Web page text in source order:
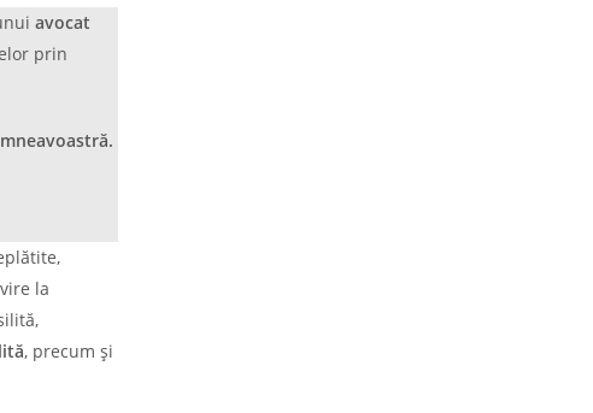
avocat
prin
la
, precum și